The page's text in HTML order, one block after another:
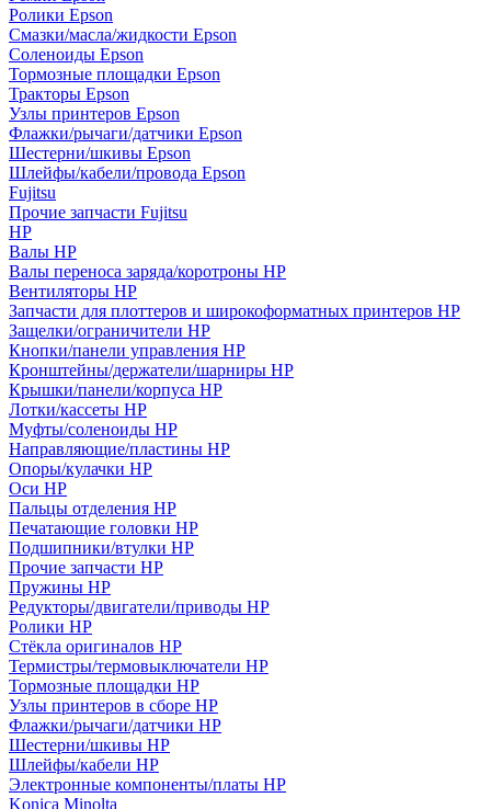
Ролики Epson
Смазки/масла/жидкости Epson
Соленоиды Epson
Тормозные площадки Epson
Тракторы Epson
Узлы принтеров Epson
Флажки/рычаги/датчики Epson
Шестерни/шкивы Epson
Шлейфы/кабели/провода Epson
Fujitsu
Прочие запчасти Fujitsu
HP
Валы HP
Валы переноса заряда/коротроны HP
Вентиляторы HP
Запчасти для плоттеров и широкоформатных принтеров HP
Защелки/ограничители HP
Кнопки/панели управления HP
Кронштейны/держатели/шарниры HP
Крышки/панели/корпуса HP
Лотки/кассеты HP
Муфты/соленоиды HP
Направляющие/пластины HP
Опоры/кулачки HP
Оси HP
Пальцы отделения HP
Печатающие головки HP
Подшипники/втулки HP
Прочие запчасти HP
Пружины HP
Редукторы/двигатели/приводы HP
Ролики HP
Стёкла оригиналов HP
Термистры/термовыключатели HP
Тормозные площадки HP
Узлы принтеров в сборе HP
Флажки/рычаги/датчики HP
Шестерни/шкивы HP
Шлейфы/кабели HP
Электронные компоненты/платы HP
Konica Minolta